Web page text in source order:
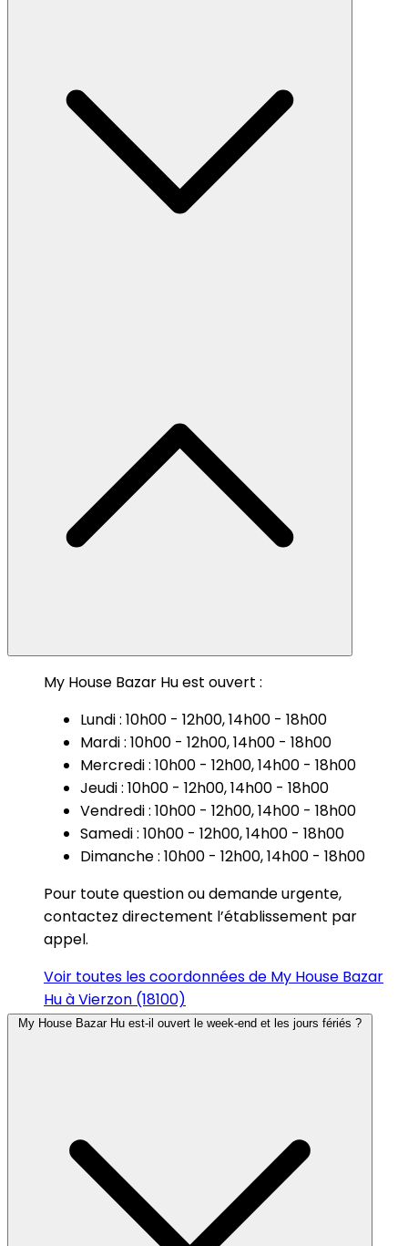
My House Bazar Hu est ouvert :
Lundi : 10h00 - 12h00, 14h00 - 18h00
Mardi : 10h00 - 12h00, 14h00 - 18h00
Mercredi : 10h00 - 12h00, 14h00 - 18h00
Jeudi : 10h00 - 12h00, 14h00 - 18h00
Vendredi : 10h00 - 12h00, 14h00 - 18h00
Samedi : 10h00 - 12h00, 14h00 - 18h00
Dimanche : 10h00 - 12h00, 14h00 - 18h00
Pour toute question ou demande urgente,
contactez directement l’établissement par
appel.
Voir toutes les coordonnées de My House Bazar
Hu à Vierzon (18100)
My House Bazar Hu est-il ouvert le week-end et les jours fériés ?